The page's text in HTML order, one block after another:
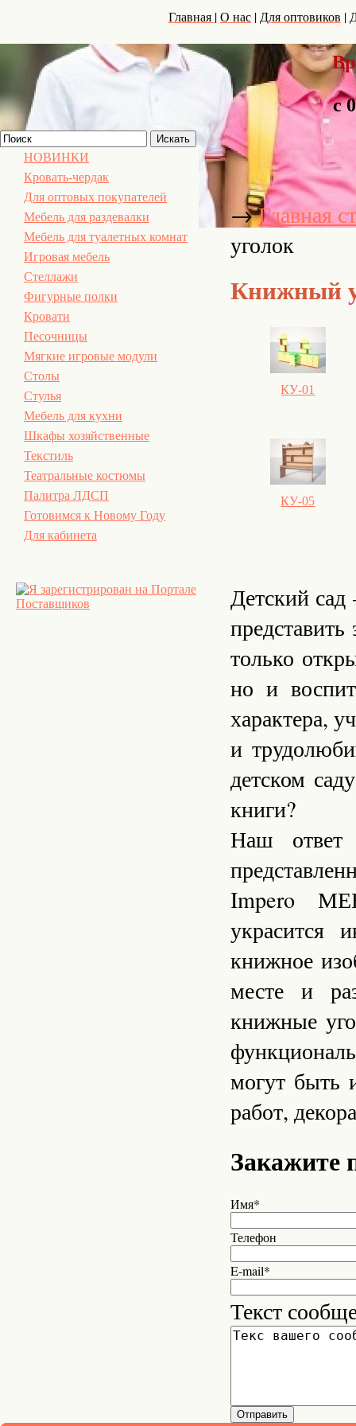
Главная | О нас | Для оптовиков |
с
НОВИНКИ
Кровать-чердак
Для оптовых покупателей
Мебель для раздевалки
Мебель для туалетных комнат
Игровая мебель
Стеллажи
Фигурные полки
Кровати
Песочницы
Мягкие игровые модули
Столы
Стулья
Мебель для кухни
Шкафы хозяйственные
Текстиль
Театральные костюмы
Палитра ЛДСП
Готовимся к Новому Году
Для кабинета
→Главная
уголок
Книжный
КУ-01
КУ-05
Детский
только
но и
характера,
и
детском
книги?
Наш ответ
Impero
украсится
книжное
месте и
книжные
могут быть
работ,
Закажите
Имя*
Телефон
E-mail*
Текст